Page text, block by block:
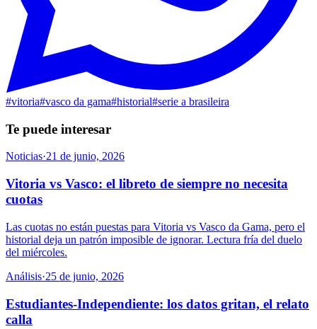
#vitoria#vasco da gama#historial#serie a brasileira
Te puede interesar
Noticias·21 de junio, 2026
Vitoria vs Vasco: el libreto de siempre no necesita
cuotas
Las cuotas no están puestas para Vitoria vs Vasco da Gama, pero el
historial deja un patrón imposible de ignorar. Lectura fría del duelo
del miércoles.
Análisis·25 de junio, 2026
Estudiantes-Independiente: los datos gritan, el relato
calla